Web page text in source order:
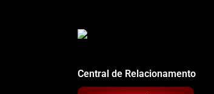
Central de Relacionamento